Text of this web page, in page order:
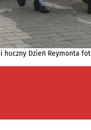
i huczny Dzień Reymonta